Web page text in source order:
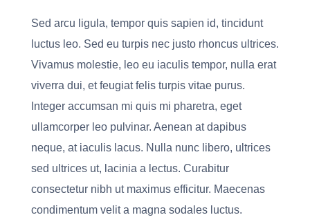
Sed arcu ligula, tempor quis sapien id, tincidunt
luctus leo. Sed eu turpis nec justo rhoncus ultrices.
Vivamus molestie, leo eu iaculis tempor, nulla erat
viverra dui, et feugiat felis turpis vitae purus.
Integer accumsan mi quis mi pharetra, eget
ullamcorper leo pulvinar. Aenean at dapibus
neque, at iaculis lacus. Nulla nunc libero, ultrices
sed ultrices ut, lacinia a lectus. Curabitur
consectetur nibh ut maximus efficitur. Maecenas
condimentum velit a magna sodales luctus.